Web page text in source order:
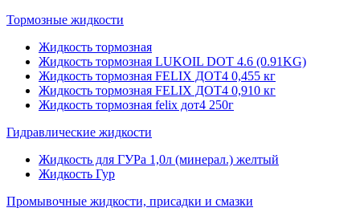
Тормозные жидкости
Жидкость тормозная
Жидкость тормозная LUKOIL DOT 4.6 (0.91KG)
Жидкость тормозная FELIX ДОТ4 0,455 кг
Жидкость тормозная FELIX ДОТ4 0,910 кг
Жидкость тормозная felix дот4 250г
Гидравлические жидкости
Жидкость для ГУРа 1,0л (минерал.) желтый
Жидкость Гур
Промывочные жидкости, присадки и смазки